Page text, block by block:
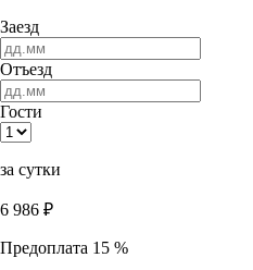
Заезд
Отъезд
Гости
за сутки
6 986 ₽
Предоплата 15 %